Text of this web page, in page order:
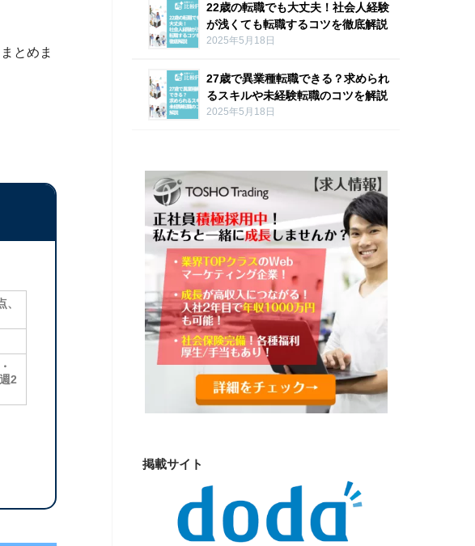
とめま
2
22歳の転職でも大丈夫！社会人経験
が浅くても転職するコツを徹底解説
2025年5月18日
27歳で異業種転職できる？求められ
るスキルや未経験転職のコツを解説
2025年5月18日
掲載サイト